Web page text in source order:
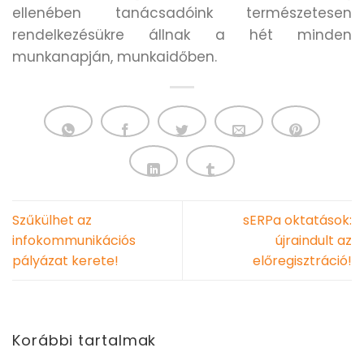
ellenében tanácsadóink természetesen
rendelkezésükre állnak a hét minden
munkanapján, munkaidőben.
Szűkülhet az
infokommunikációs
pályázat kerete!
sERPa oktatások:
újraindult az
előregisztráció!
Korábbi tartalmak